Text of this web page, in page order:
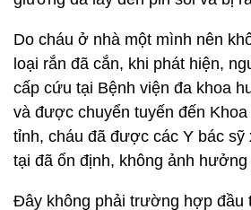
Do cháu ở nhà một mình nên
loại rắn đã cắn, khi phát hiện,
cấp cứu tại Bệnh viện đa khoa
và được chuyển tuyến đến
tỉnh, cháu đã được các Y bác
tại đã ổn định, không ảnh
Đây không phải trường hợp đầu